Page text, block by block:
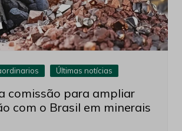
Últimas notícias
comissão para ampliar
com o Brasil em minerais